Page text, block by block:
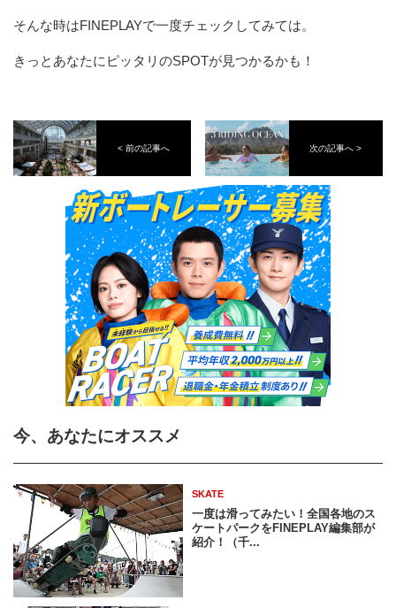
そんな時はFINEPLAYで一度チェックしてみては。
きっとあなたにピッタリのSPOTが見つかるかも！
< 前の記事へ 次の記事へ >
今、あなたにオススメ
SKATE
一度は滑ってみたい！全国各地のス
ケートパークをFINEPLAY編集部が
紹介！（千...